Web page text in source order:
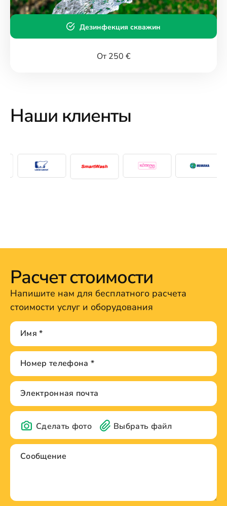
Дезинфекция скважин
От 250 €
Наши клиенты
Расчет стоимости
Напишите нам для бесплатного расчета
стоимости услуг и оборудования
Сделать фото Выбрать файл